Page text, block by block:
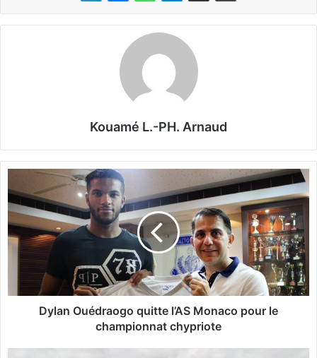
Kouamé L.-PH. Arnaud
y
l
a
n
d
Dylan Ouédraogo quitte l’AS Monaco pour le
championnat chypriote